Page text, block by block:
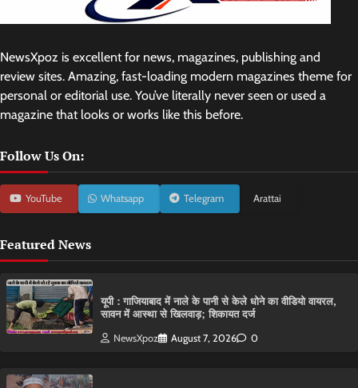
NewsXpoz is excellent for news, magazines, publishing and
review sites. Amazing, fast-loading modern magazines theme for
personal or editorial use. You’ve literally never seen or used a
magazine that looks or works like this before.
Follow Us On:
YouTube Whatsapp Telegram Arattai
Featured News
यूपी : गाजियाबाद में नाले के पानी से केले धोने का वीडियो वायरल,
सावन में आस्था से खिलवाड़; शिकायत दर्ज
NewsXpoz August 7, 2026 0